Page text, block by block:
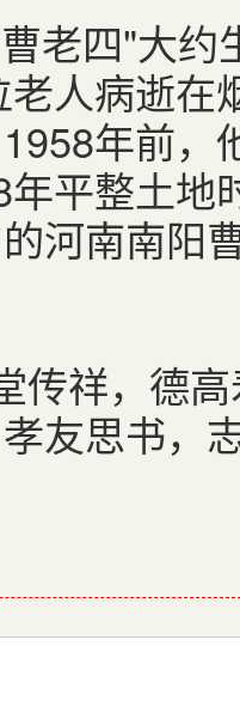
曹老四"大约
人病逝在
1958年前，
年平整土地
河南南阳
传祥，德
友思书，